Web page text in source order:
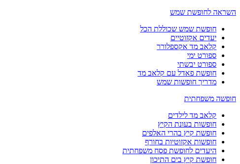
השראה לחופשת שמש
חופשת שמש שכוללת הכל
יעדים אקזוטיים
קלאב מד אקספלורר
ספורט ימי
ספורט יבשתי
חופשת פאדל עם קלאב מד
מדריך חופשות שמש
חופשה משפחתית
קלאב מד לילדים
חופשות בעונת הקיץ
חופשת קיץ בהרי האלפים
חופשות אקזוטיות בחורף
היעדים לחופשת פסח משפחתית
חופשת קיץ בים התיכון